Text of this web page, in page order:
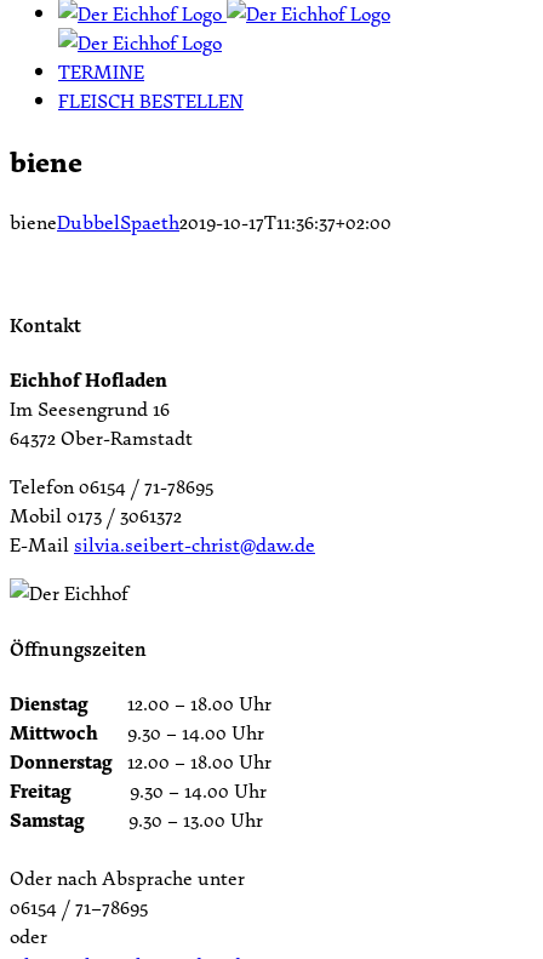
TERMINE
FLEISCH BESTELLEN
biene
bieneDubbelSpaeth2019-10-17T11:36:37+02:00
Kontakt
Eichhof Hofladen
Im Seesengrund 16
64372 Ober-Ramstadt
Telefon 06154 / 71-78695
Mobil 0173 / 3061372
E-Mailsilvia.seibert-christ@daw.de
Öffnungszeiten
Dienstag 12.00 – 18.00 Uhr
Mittwoch 9.30 – 14.00 Uhr
Donnerstag 12.00 – 18.00 Uhr
Freitag 9.30 – 14.00 Uhr
Samstag 9.30 – 13.00 Uhr
Oder nach Absprache unter
06154 / 71–78695
oder